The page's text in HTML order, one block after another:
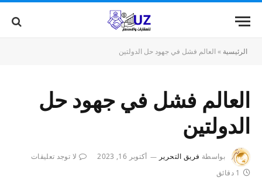
الرئيسية » العالم فشل في جهود حل الدولتين
العالم فشل في جهود حل
الدولتين
بواسطة فريق التحرير أكتوبر 16, 2023
لا توجد تعليقات
1 دقائق